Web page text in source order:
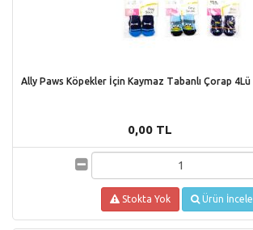
Ally Paws Köpekler İçin Kaymaz Tabanlı Çorap 4Lü
0,00 TL
Stokta Yok Ürün İncele